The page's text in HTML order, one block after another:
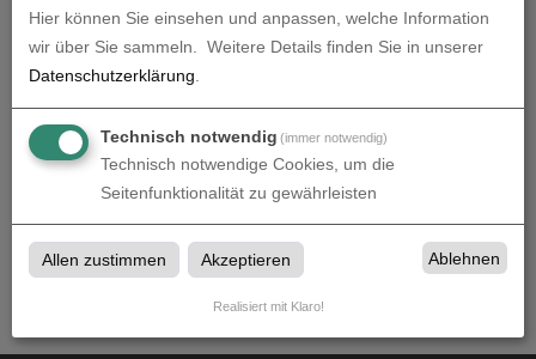
Tischsets
Gastroartikel
Gastroartikel bei Wiedmann Druck + Werbetechnik in Maxdorf
Hier können Sie einsehen und anpassen, welche Information
wir über Sie sammeln.
Weitere Details finden Sie in unserer
Datenschutzerklärung
Technisch notwendig (immer notwendig)
Technisch notwendige Cookies, um die
Seitenfunktionalität zu gewährleisten
Allen zustimmen Akzeptieren Ablehnen
Realisiert mit Klaro!